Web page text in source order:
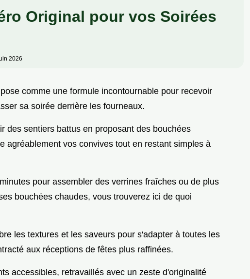
Original pour vos Soirées
2026
comme une formule incontournable pour recevoir
sa soirée derrière les fourneaux.
des sentiers battus en proposant des bouchées
agréablement vos convives tout en restant simples à
pour assembler des verrines fraîches ou de plus
bouchées chaudes, vous trouverez ici de quoi
les textures et les saveurs pour s'adapter à toutes les
aux réceptions de fêtes plus raffinées.
accessibles, retravaillés avec un zeste d'originalité